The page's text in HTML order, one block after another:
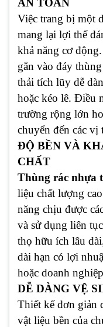
Việc trang bị một
mang lại lợi thế
khả năng cơ
gắn vào đáy
thải tích lũy dễ
hoặc kéo lê. Điều
trường rộng lớn
chuyển đến các vị
ĐỘ BỀN VÀ
CHẤT
Thùng rác nhựa
liệu chất lượng
năng chịu được
và sử dụng liên
thọ hữu ích lâu
dài hạn có lợi
hoặc doanh
DỄ DÀNG VỆ
Thiết kế đơn giản
vật liệu bền của